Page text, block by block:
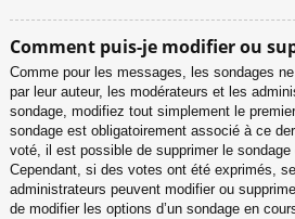
Comment puis-je modifier ou
Comme pour les messages, les sondages
par leur auteur, les modérateurs et les
sondage, modifiez tout simplement le
sondage est obligatoirement associé à ce
voté, il est possible de supprimer le
Cependant, si des votes ont été exprimés,
administrateurs peuvent modifier ou
de modifier les options d’un sondage en